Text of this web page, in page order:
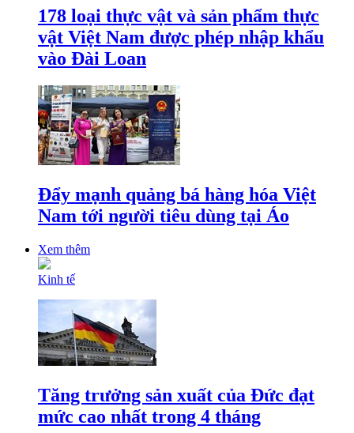
178 loại thực vật và sản phẩm thực
vật Việt Nam được phép nhập khẩu
vào Đài Loan
Đẩy mạnh quảng bá hàng hóa Việt
Nam tới người tiêu dùng tại Áo
Xem thêm
Kinh tế
Tăng trưởng sản xuất của Đức đạt
mức cao nhất trong 4 tháng